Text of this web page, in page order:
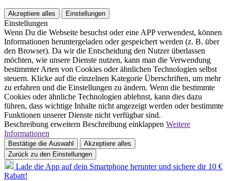
Akzeptiere alles Einstellungen
Einstellungen
Wenn Du die Webseite besuchst oder eine APP verwendest, können
Informationen heruntergeladen oder gespeichert werden (z. B. über
den Browser). Da wir die Entscheidung den Nutzer überlassen
möchten, wie unsere Dienste nutzen, kann man die Verwendung
bestimmter Arten von Cookies oder ähnlichen Technologien selbst
steuern. Klicke auf die einzelnen Kategorie Überschriften, um mehr
zu erfahren und die Einstellungen zu ändern. Wenn die bestimmte
Cookies oder ähnliche Technologien ablehnst, kann dies dazu
führen, dass wichtige Inhalte nicht angezeigt werden oder bestimmte
Funktionen unserer Dienste nicht verfügbar sind.
Beschreibung erweitern Beschreibung einklappen Weitere
Informationen
Bestätige die Auswahl
Akzeptiere alles
Zurück zu den Einstellungen
Lade die App auf dein Smartphone herunter und sichere dir 10 €
Rabatt!